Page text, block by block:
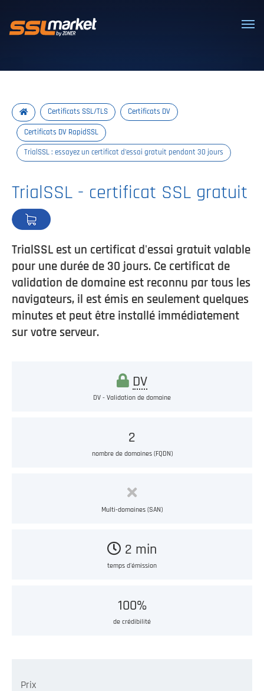
Certificats SSL/TLS de confiance
Certificats SSL/TLS Certificats DV
Certificats DV RapidSSL
TrialSSL : essayez un certificat d'essai gratuit pendant 30 jours
TrialSSL - certificat SSL gratuit
TrialSSL est un certificat d'essai gratuit valable
pour une durée de 30 jours. Ce certificat de
validation de domaine est reconnu par tous les
navigateurs, il est émis en seulement quelques
minutes et peut être installé immédiatement
sur votre serveur.
DV
DV - Validation de domaine
2
nombre de domaines (FQDN)
Multi-domaines (SAN)
2 min
temps d'émission
100%
de crédibilité
Prix